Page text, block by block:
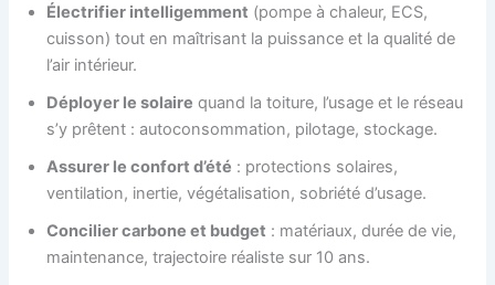
Électrifier intelligemment (pompe à chaleur, ECS,
cuisson) tout en maîtrisant la puissance et la qualité de
l’air intérieur.
Déployer le solaire quand la toiture, l’usage et le réseau
s’y prêtent : autoconsommation, pilotage, stockage.
Assurer le confort d’été : protections solaires,
ventilation, inertie, végétalisation, sobriété d’usage.
Concilier carbone et budget : matériaux, durée de vie,
maintenance, trajectoire réaliste sur 10 ans.